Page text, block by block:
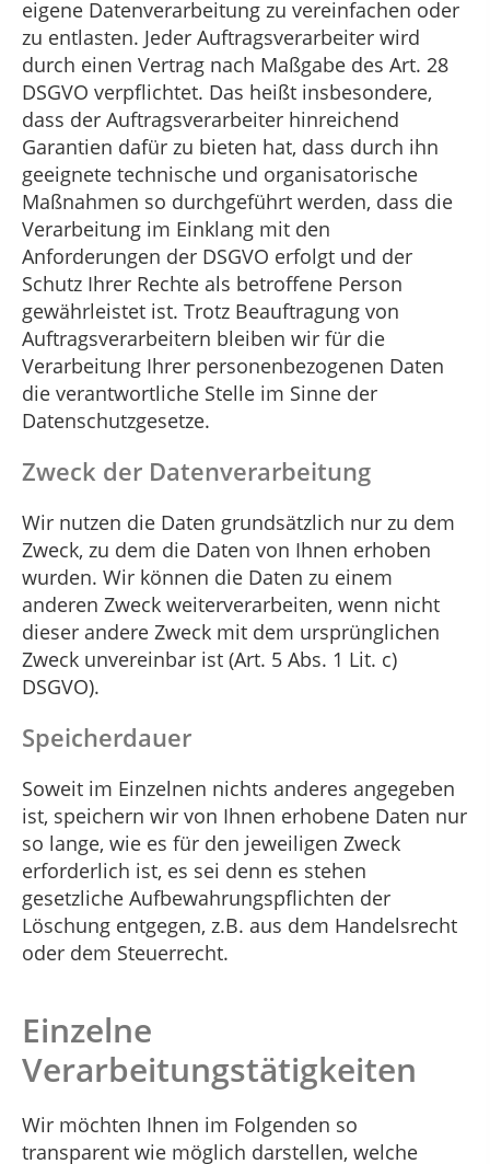
eigene Datenverarbeitung zu vereinfachen oder
zu entlasten. Jeder Auftragsverarbeiter wird
durch einen Vertrag nach Maßgabe des Art. 28
DSGVO verpflichtet. Das heißt insbesondere,
dass der Auftragsverarbeiter hinreichend
Garantien dafür zu bieten hat, dass durch ihn
geeignete technische und organisatorische
Maßnahmen so durchgeführt werden, dass die
Verarbeitung im Einklang mit den
Anforderungen der DSGVO erfolgt und der
Schutz Ihrer Rechte als betroffene Person
gewährleistet ist. Trotz Beauftragung von
Auftragsverarbeitern bleiben wir für die
Verarbeitung Ihrer personenbezogenen Daten
die verantwortliche Stelle im Sinne der
Datenschutzgesetze.
Zweck der Datenverarbeitung
Wir nutzen die Daten grundsätzlich nur zu dem
Zweck, zu dem die Daten von Ihnen erhoben
wurden. Wir können die Daten zu einem
anderen Zweck weiterverarbeiten, wenn nicht
dieser andere Zweck mit dem ursprünglichen
Zweck unvereinbar ist (Art. 5 Abs. 1 Lit. c)
DSGVO).
Speicherdauer
Soweit im Einzelnen nichts anderes angegeben
ist, speichern wir von Ihnen erhobene Daten nur
so lange, wie es für den jeweiligen Zweck
erforderlich ist, es sei denn es stehen
gesetzliche Aufbewahrungspflichten der
Löschung entgegen, z.B. aus dem Handelsrecht
oder dem Steuerrecht.
Einzelne
Verarbeitungstätigkeiten
Wir möchten Ihnen im Folgenden so
transparent wie möglich darstellen, welche